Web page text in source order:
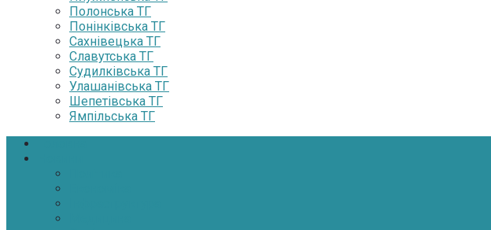
Полонська ТГ
Понінківська ТГ
Сахнівецька ТГ
Славутська ТГ
Судилківська ТГ
Улашанівська ТГ
Шепетівська ТГ
Ямпільська ТГ